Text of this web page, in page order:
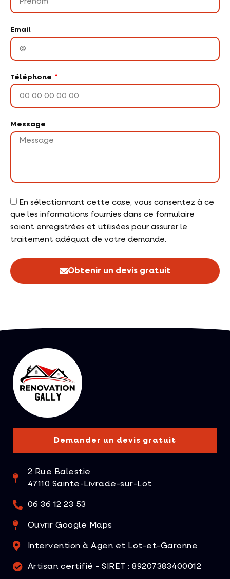
Email
Téléphone
Message
En sélectionnant cette case, vous consentez à ce
que les informations fournies dans ce formulaire
soient enregistrées et utilisées pour assurer le
traitement adéquat de votre demande.
Obtenir un devis gratuit
Demander un devis gratuit
2 Rue Balestie
47110 Sainte-Livrade-sur-Lot
06 36 12 23 53
Ouvrir Google Maps
Intervention à Agen et Lot-et-Garonne
Artisan certifié - SIRET : 89207383400012